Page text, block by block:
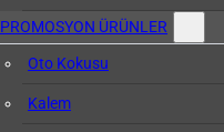
PROMOSYON ÜRÜNLER
Oto Kokusu
Kalem